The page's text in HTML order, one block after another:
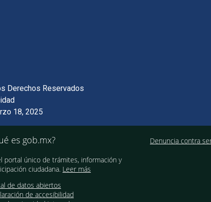
Derechos Reservados
18, 2025
es gob.mx?
portal único de trámites, información y
ciudadana. Leer más
de datos abiertos
de accesibilidad
Denuncia contra